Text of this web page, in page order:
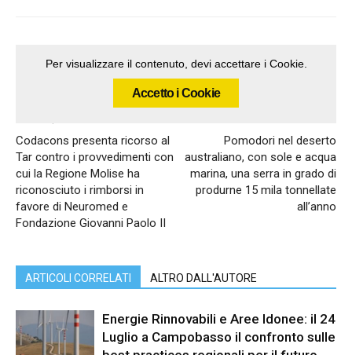
Per visualizzare il contenuto, devi accettare i Cookie.
Accetto i Cookie
Codacons presenta ricorso al
Tar contro i provvedimenti con
cui la Regione Molise ha
riconosciuto i rimborsi in
favore di Neuromed e
Fondazione Giovanni Paolo II
Pomodori nel deserto
australiano, con sole e acqua
marina, una serra in grado di
produrne 15 mila tonnellate
all’anno
ARTICOLI CORRELATI ALTRO DALL'AUTORE
Energie Rinnovabili e Aree Idonee: il 24
Luglio a Campobasso il confronto sulle